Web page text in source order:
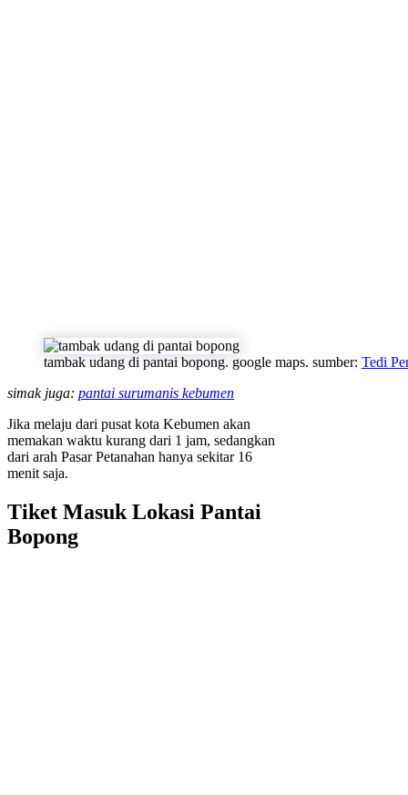
tambak udang di pantai bopong. google maps. sumber: Tedi
simak juga: pantai surumanis kebumen
Jika melaju dari pusat kota Kebumen akan
memakan waktu kurang dari 1 jam, sedangkan
dari arah Pasar Petanahan hanya sekitar 16
menit saja.
Tiket Masuk Lokasi Pantai
Bopong